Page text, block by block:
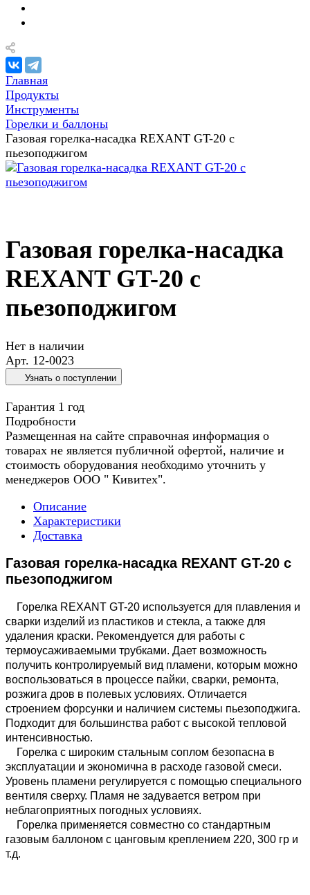
Главная
Продукты
Инструменты
Горелки и баллоны
Газовая горелка-насадка REXANT GT-20 с
пьезоподжигом
Газовая горелка-насадка
REXANT GT-20 с
пьезоподжигом
Нет в наличии
Арт. 12-0023
Узнать о поступлении
Гарантия 1 год
Подробности
Размещенная на сайте справочная информация о
товарах не является публичной офертой, наличие и
стоимость оборудования необходимо уточнить у
менеджеров ООО " Кивитех".
Описание
Характеристики
Доставка
Газовая горелка-насадка REXANT GT-20 с
пьезоподжигом
Горелка REXANT GT-20 используется для плавления и
сварки изделий из пластиков и стекла, а также для
удаления краски. Рекомендуется для работы с
термоусаживаемыми трубками. Дает возможность
получить контролируемый вид пламени, которым можно
воспользоваться в процессе пайки, сварки, ремонта,
розжига дров в полевых условиях. Отличается
строением форсунки и наличием системы пьезоподжига.
Подходит для большинства работ с высокой тепловой
интенсивностью.
Горелка с широким стальным соплом безопасна в
эксплуатации и экономична в расходе газовой смеси.
Уровень пламени регулируется с помощью специального
вентиля сверху. Пламя не задувается ветром при
неблагоприятных погодных условиях.
Горелка применяется совместно со стандартным
газовым баллоном с цанговым креплением 220, 300 гр и
т.д.